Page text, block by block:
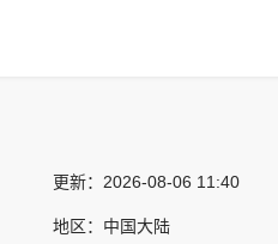
更新： 2026-08-06 11:40
地区： 中国大陆